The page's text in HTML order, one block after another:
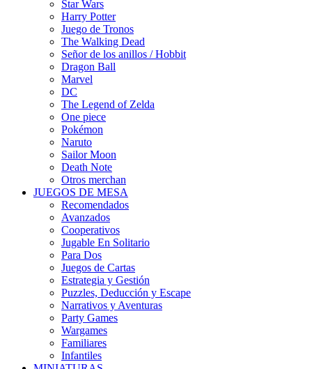
Star Wars
Harry Potter
Juego de Tronos
The Walking Dead
Señor de los anillos / Hobbit
Dragon Ball
Marvel
DC
The Legend of Zelda
One piece
Pokémon
Naruto
Sailor Moon
Death Note
Otros merchan
JUEGOS DE MESA
Recomendados
Avanzados
Cooperativos
Jugable En Solitario
Para Dos
Juegos de Cartas
Estrategia y Gestión
Puzzles, Deducción y Escape
Narrativos y Aventuras
Party Games
Wargames
Familiares
Infantiles